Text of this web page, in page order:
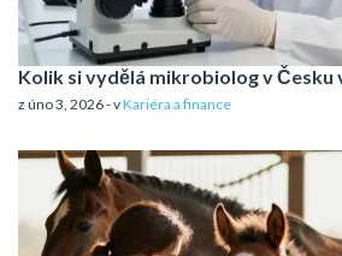
Kolik si vydělá mikrobiolog v Česku
z úno 3, 2026 - vKariéra a finance